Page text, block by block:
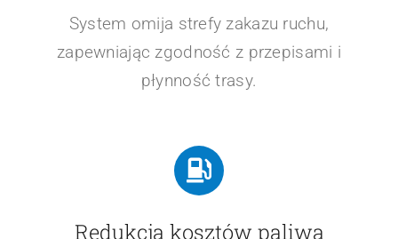
System omija strefy zakazu ruchu,
zapewniając zgodność z przepisami i
płynność trasy.
Redukcja kosztów paliwa